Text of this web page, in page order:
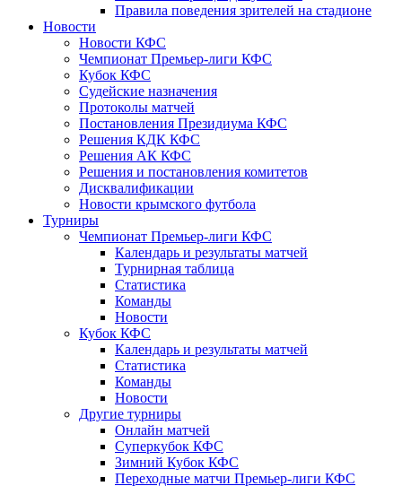
Правила поведения зрителей на стадионе
Новости
Новости КФС
Чемпионат Премьер-лиги КФС
Кубок КФС
Судейские назначения
Протоколы матчей
Постановления Президиума КФС
Решения КДК КФС
Решения АК КФС
Решения и постановления комитетов
Дисквалификации
Новости крымского футбола
Турниры
Чемпионат Премьер-лиги КФС
Календарь и результаты матчей
Турнирная таблица
Статистика
Команды
Новости
Кубок КФС
Календарь и результаты матчей
Статистика
Команды
Новости
Другие турниры
Онлайн матчей
Суперкубок КФС
Зимний Кубок КФС
Переходные матчи Премьер-лиги КФС